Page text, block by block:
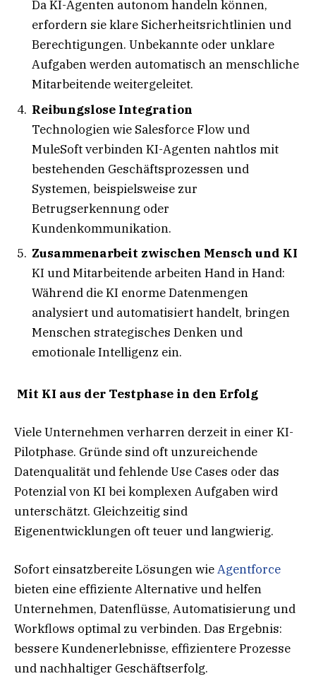
Da KI-Agenten autonom handeln können,
erfordern sie klare Sicherheitsrichtlinien und
Berechtigungen. Unbekannte oder unklare
Aufgaben werden automatisch an menschliche
Mitarbeitende weitergeleitet.
Reibungslose Integration
Technologien wie Salesforce Flow und
MuleSoft verbinden KI-Agenten nahtlos mit
bestehenden Geschäftsprozessen und
Systemen, beispielsweise zur
Betrugserkennung oder
Kundenkommunikation.
Zusammenarbeit zwischen Mensch und KI
KI und Mitarbeitende arbeiten Hand in Hand:
Während die KI enorme Datenmengen
analysiert und automatisiert handelt, bringen
Menschen strategisches Denken und
emotionale Intelligenz ein.
Mit KI aus der Testphase in den Erfolg
Viele Unternehmen verharren derzeit in einer KI-
Pilotphase. Gründe sind oft unzureichende
Datenqualität und fehlende Use Cases oder das
Potenzial von KI bei komplexen Aufgaben wird
unterschätzt. Gleichzeitig sind
Eigenentwicklungen oft teuer und langwierig.
Sofort einsatzbereite Lösungen wieAgentforce
bieten eine effiziente Alternative und helfen
Unternehmen, Datenflüsse, Automatisierung und
Workflows optimal zu verbinden. Das Ergebnis:
bessere Kundenerlebnisse, effizientere Prozesse
und nachhaltiger Geschäftserfolg.